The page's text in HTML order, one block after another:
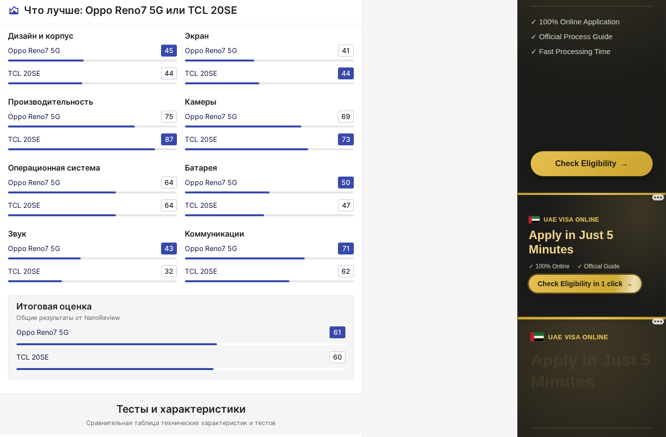
Что лучше: Oppo Reno7 5G или TCL 20SE
Дизайн и корпус
Oppo Reno7 5G 45
TCL 20SE 44
Экран
Oppo Reno7 5G 41
TCL 20SE 44
Производительность
Oppo Reno7 5G 75
TCL 20SE 87
Камеры
Oppo Reno7 5G 69
TCL 20SE 73
Операционная система
Oppo Reno7 5G 64
TCL 20SE 64
Батарея
Oppo Reno7 5G 50
TCL 20SE 47
Звук
Oppo Reno7 5G 43
TCL 20SE 32
Коммуникации
Oppo Reno7 5G 71
TCL 20SE 62
Итоговая оценка
Общие результаты от NanoReview
Oppo Reno7 5G 61
TCL 20SE 60
Тесты и характеристики
Сравнительная таблица технических характеристик и тестов